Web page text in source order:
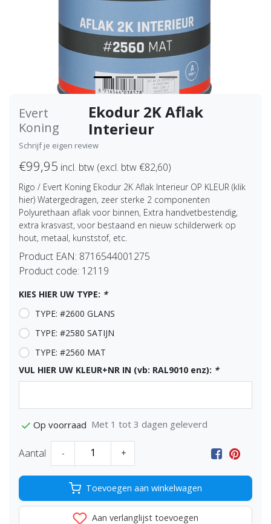
Evert
Koning
Ekodur 2K Aflak
Interieur
Schrijf je eigen review
€99,95 incl. btw (excl. btw €82,60)
Rigo / Evert Koning Ekodur 2K Aflak Interieur OP KLEUR (klik
hier) Watergedragen, zeer sterke 2 componenten
Polyurethaan aflak voor binnen, Extra handvetbestendig,
extra krasvast, voor bestaand en nieuw schilderwerk op
hout, metaal, kunststof, etc.
Product EAN: 8716544001275
Product code: 12119
KIES HIER UW TYPE: *
TYPE: #2600 GLANS
TYPE: #2580 SATIJN
TYPE: #2560 MAT
VUL HIER UW KLEUR+NR IN (vb: RAL9010 enz): *
Op voorraad Met 1 tot 3 dagen geleverd
Aantal - +
Toevoegen aan winkelwagen
Aan verlanglijst toevoegen